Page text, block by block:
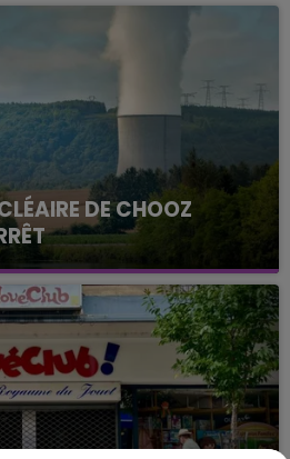
DE CHOOZ
que la centrale
est à l'arrêt. Une situation
intense qui est toujours